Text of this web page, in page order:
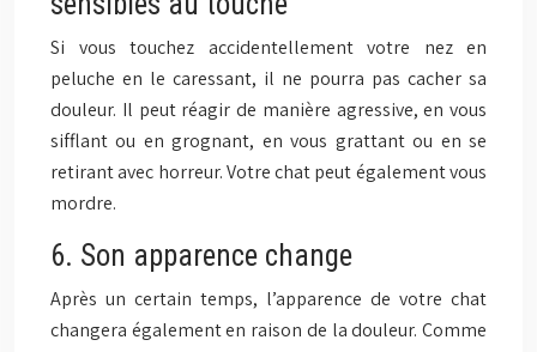
Si vous touchez accidentellement votre nez en
peluche en le caressant, il ne pourra pas cacher sa
douleur. Il peut réagir de manière agressive, en vous
sifflant ou en grognant, en vous grattant ou en se
retirant avec horreur. Votre chat peut également vous
mordre.
6. Son apparence change
Après un certain temps, l’apparence de votre chat
changera également en raison de la douleur. Comme